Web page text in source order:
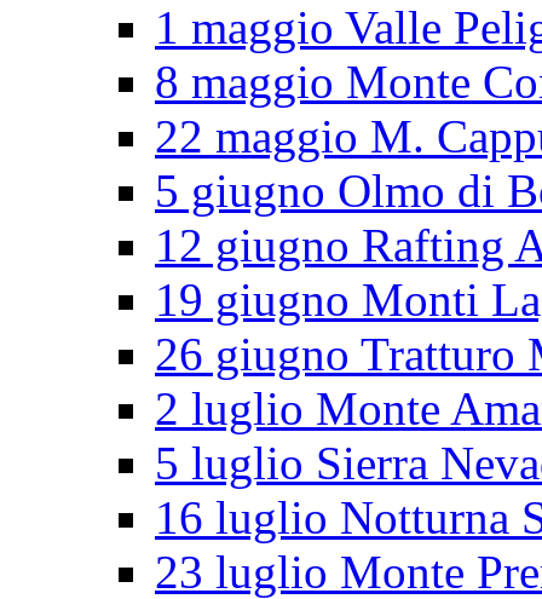
1 maggio Valle
8 maggio Monte
22 maggio M.
5 giugno Olmo di
12 giugno Rafting
19 giugno Monti
26 giugno Tratturo
2 luglio Monte
5 luglio Sierra
16 luglio Notturna
23 luglio Monte